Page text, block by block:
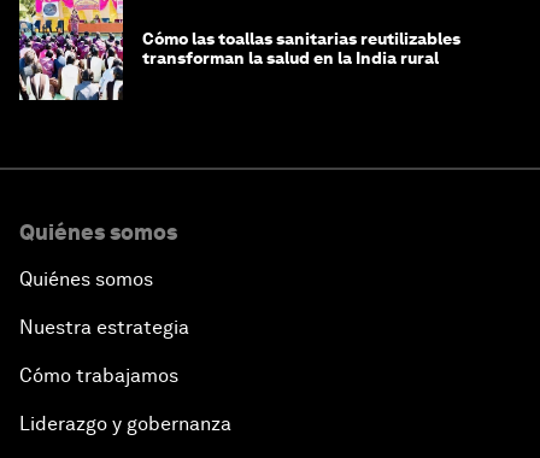
Cómo las toallas sanitarias reutilizables
transforman la salud en la India rural
Quiénes somos
Quiénes somos
Nuestra estrategia
Cómo trabajamos
Liderazgo y gobernanza